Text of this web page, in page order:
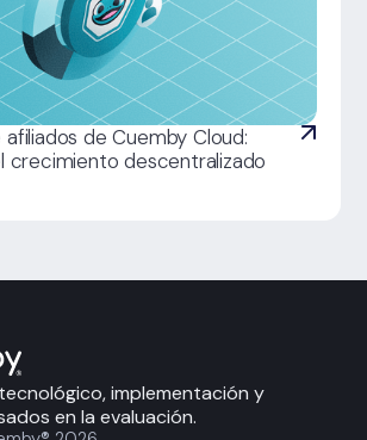
de Cuemby Cloud:
crecimiento descentralizado
implementación y
en la evaluación.